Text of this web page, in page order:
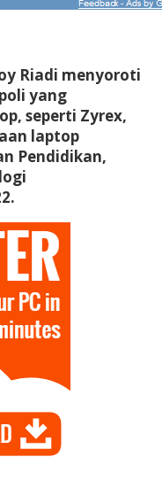
Riadi menyoroti
yang
seperti Zyrex,
laptop
Pendidikan,